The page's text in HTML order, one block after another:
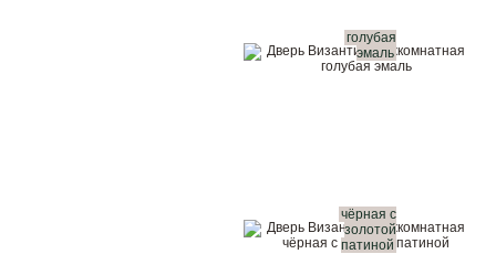
голубая
эмаль
чёрная с
золотой
патиной